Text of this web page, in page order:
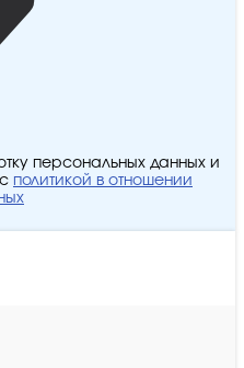
персональных данных и
политикой в отношении